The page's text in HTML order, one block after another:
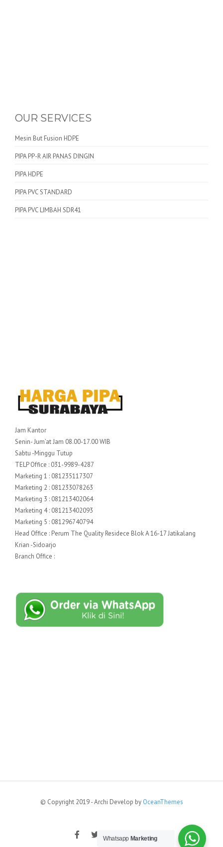
OUR SERVICES
Mesin But Fusion HDPE
PIPA PP-R AIR PANAS DINGIN
PIPA HDPE
PIPA PVC STANDARD
PIPA PVC LIMBAH SDR41
Jam Kantor
Senin- Jum’at Jam 08.00-17.00 WIB
Sabtu -Minggu Tutup
TELP Office : 031-9989-4287
Marketing 1 : 081235117307
Marketing 2 : 081233078263
Marketing 3 : 081213402064
Marketing 4 : 081213402093
Marketing 5 : 081296740794
Head Office : Perum The Quality Residece Blok A 16-17 Jatikalang
Krian -Sidoarjo
Branch Office :
© Copyright 2019 - Archi Develop by OceanThemes
Whatsapp Marketing